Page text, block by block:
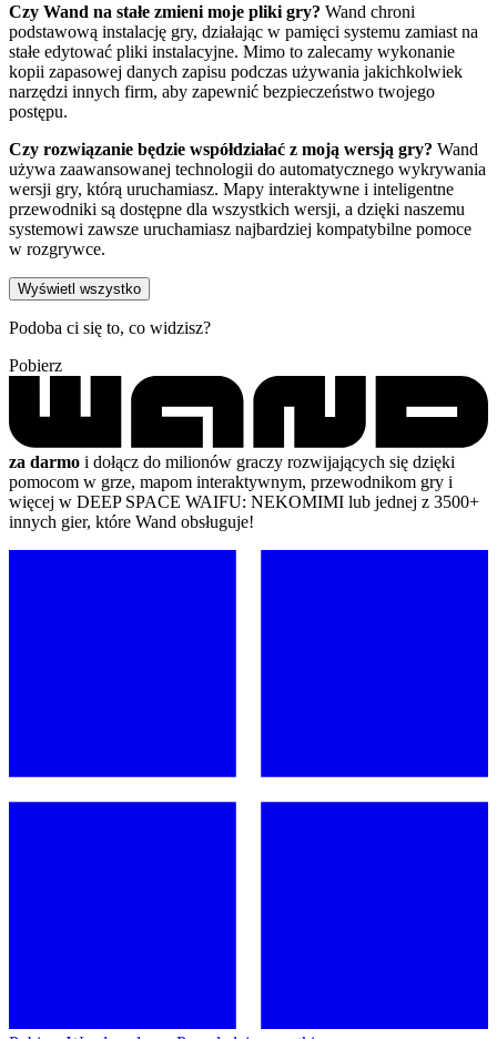
Czy Wand na stałe zmieni moje pliki gry? Wand chroni
podstawową instalację gry, działając w pamięci systemu zamiast na
stałe edytować pliki instalacyjne. Mimo to zalecamy wykonanie
kopii zapasowej danych zapisu podczas używania jakichkolwiek
narzędzi innych firm, aby zapewnić bezpieczeństwo twojego
postępu.
Czy rozwiązanie będzie współdziałać z moją wersją gry? Wand
używa zaawansowanej technologii do automatycznego wykrywania
wersji gry, którą uruchamiasz. Mapy interaktywne i inteligentne
przewodniki są dostępne dla wszystkich wersji, a dzięki naszemu
systemowi zawsze uruchamiasz najbardziej kompatybilne pomoce
w rozgrywce.
Wyświetl wszystko
Podoba ci się to, co widzisz?
Pobierz
za darmo i dołącz do milionów graczy rozwijających się dzięki
pomocom w grze, mapom interaktywnym, przewodnikom gry i
więcej w DEEP SPACE WAIFU: NEKOMIMI lub jednej z 3500+
innych gier, które Wand obsługuje!